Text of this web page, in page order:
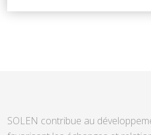
SOLEN contribue au